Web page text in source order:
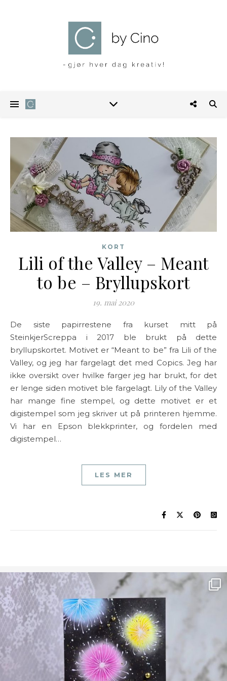
KORT
Lili of the Valley – Meant
to be – Bryllupskort
19. mai 2020
De siste papirrestene fra kurset mitt på
SteinkjerScreppa i 2017 ble brukt på dette
bryllupskortet. Motivet er “Meant to be” fra Lili of the
Valley, og jeg har fargelagt det med Copics. Jeg har
ikke oversikt over hvilke farger jeg har brukt, for det
er lenge siden motivet ble fargelagt. Lily of the Valley
har mange fine stempel, og dette motivet er et
digistempel som jeg skriver ut på printeren hjemme.
Vi har en Epson blekkprinter, og fordelen med
digistempel…
LES MER
Ønsk